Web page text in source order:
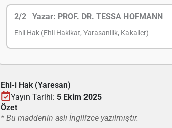
2/2 Yazar: PROF. DR. TESSA HOFMANN
Ehli Hak (Ehli Hakikat, Yarasanilik, Kakailer)
Ehl-i Hak (Yaresan)
Yayın Tarihi: 5 Ekim 2025
Özet
* Bu maddenin aslı İngilizce yazılmıştır.